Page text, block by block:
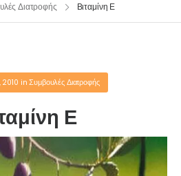
Διατροφής Βιταμίνη Ε
2010 inΣυμβουλές Διατροφής
Ε